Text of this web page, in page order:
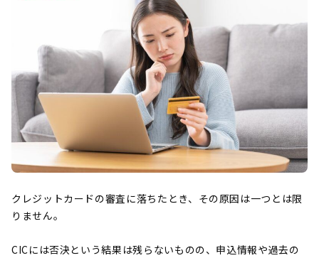
クレジットカードの審査に落ちたとき、その原因は一つとは限
りません。
CICには否決という結果は残らないものの、申込情報や過去の